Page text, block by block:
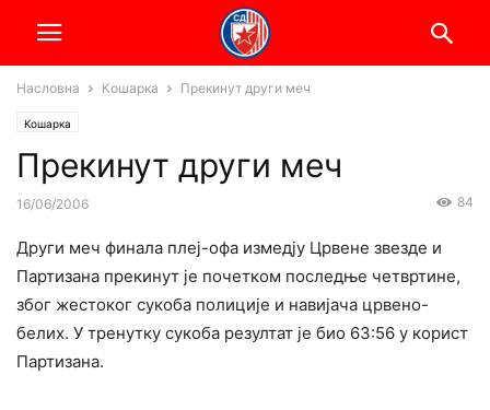
Насловна Кошарка Прекинут други меч
Кошарка
Прекинут други меч
16/06/2006 84
Други меч финала плеј-офа измедју Црвене звезде и
Партизана прекинут је почетком последње четвртине,
због жестоког сукоба полиције и навијача црвено-
белих. У тренутку сукоба резултат је био 63:56 у корист
Партизана.